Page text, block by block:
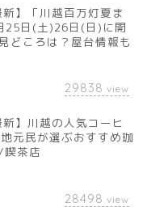
新】「川越百万灯夏ま
25日(土)26日(日)に開
どころは？屋台情報も
29838 view
新】川越の人気コーヒ
元民が選ぶおすすめ珈
茶店
28498 view